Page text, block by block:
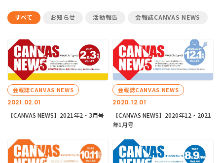
すべて お知らせ 活動報告 会報誌CANVAS NEWS
2021.02.01
会報誌CANVAS NEWS
【CANVAS NEWS】2021年2・3月号
2020.12.01
会報誌CANVAS NEWS
【CANVAS NEWS】2020年12・2021
年1月号